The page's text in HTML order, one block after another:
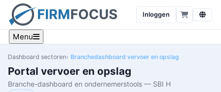
Inloggen
Menu
Dashboard sectoren Branchedashboard vervoer en opslag
Portal vervoer en opslag
Branche-dashboard en ondernemerstools — SBI H